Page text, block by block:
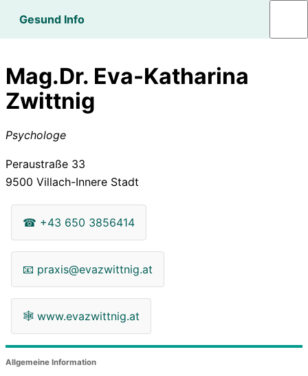
Gesund Info
Mag.Dr. Eva-Katharina
Zwittnig
Psychologe
Peraustraße 33
9500 Villach-Innere Stadt
☎ +43 650 3856414
📧 praxis@evazwittnig.at
🕸 www.evazwittnig.at
Allgemeine Information